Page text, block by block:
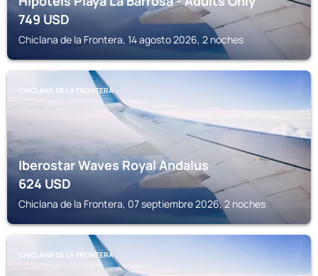
749USD
Chiclana de la Frontera, 14 agosto 2026, 2 noches
CHICLANA DE LA FRONTERA
Iberostar Waves Royal Andalus
624USD
Chiclana de la Frontera, 07 septiembre 2026, 2 noches
CHICLANA DE LA FRONTERA